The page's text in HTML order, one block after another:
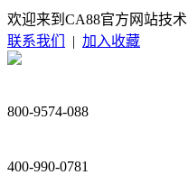
欢迎来到CA88官方网站技术
联系我们
| 加入收藏
800-9574-088
400-990-0781